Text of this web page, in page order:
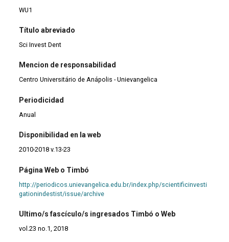
WU1
Título abreviado
Sci Invest Dent
Mencion de responsabilidad
Centro Universitário de Anápolis - Unievangelica
Periodicidad
Anual
Disponibilidad en la web
2010-2018 v.13-23
Página Web o Timbó
http://periodicos.unievangelica.edu.br/index.php/scientificinvesti
gationindestist/issue/archive
Ultimo/s fascículo/s ingresados Timbó o Web
vol.23 no.1, 2018